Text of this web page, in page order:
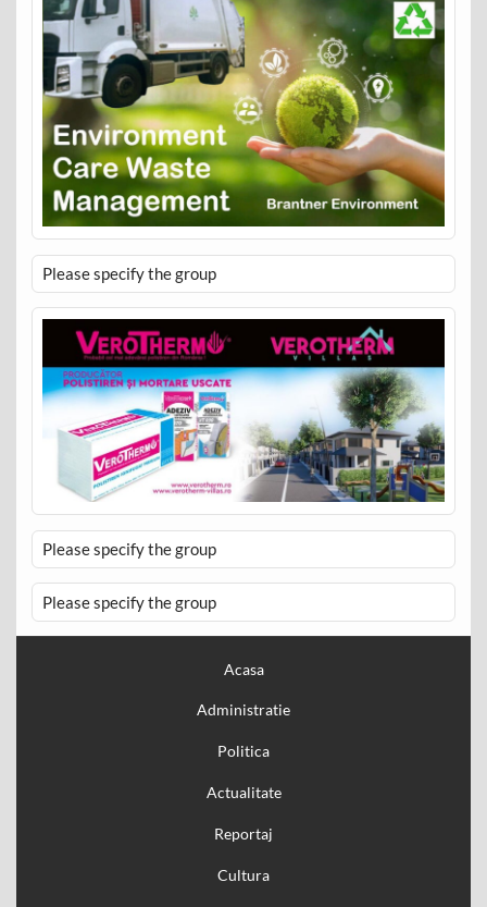
Please specify the group
Please specify the group
Please specify the group
Acasa
Administratie
Politica
Actualitate
Reportaj
Cultura